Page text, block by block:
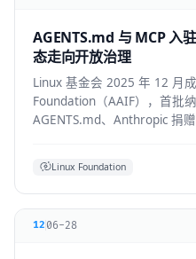
AGENTS.md 与 MCP 入
态走向开放治理
Linux 基金会 2025 年 12 月
Foundation（AAIF），首批
AGENTS.md、Anthropic 捐
Linux Foundation
12 06-28